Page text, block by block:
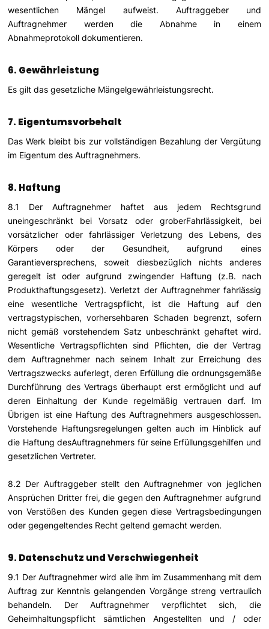
wesentlichen Mängel aufweist. Auftraggeber und
Auftragnehmer werden die Abnahme in einem
Abnahmeprotokoll dokumentieren.
6. Gewährleistung
Es gilt das gesetzliche Mängelgewährleistungsrecht.
7. Eigentumsvorbehalt
Das Werk bleibt bis zur vollständigen Bezahlung der Vergütung
im Eigentum des Auftragnehmers.
8. Haftung
8.1 Der Auftragnehmer haftet aus jedem Rechtsgrund
uneingeschränkt bei Vorsatz oder groberFahrlässigkeit, bei
vorsätzlicher oder fahrlässiger Verletzung des Lebens, des
Körpers oder der Gesundheit, aufgrund eines
Garantieversprechens, soweit diesbezüglich nichts anderes
geregelt ist oder aufgrund zwingender Haftung (z.B. nach
Produkthaftungsgesetz). Verletzt der Auftragnehmer fahrlässig
eine wesentliche Vertragspflicht, ist die Haftung auf den
vertragstypischen, vorhersehbaren Schaden begrenzt, sofern
nicht gemäß vorstehendem Satz unbeschränkt gehaftet wird.
Wesentliche Vertragspflichten sind Pflichten, die der Vertrag
dem Auftragnehmer nach seinem Inhalt zur Erreichung des
Vertragszwecks auferlegt, deren Erfüllung die ordnungsgemäße
Durchführung des Vertrags überhaupt erst ermöglicht und auf
deren Einhaltung der Kunde regelmäßig vertrauen darf. Im
Übrigen ist eine Haftung des Auftragnehmers ausgeschlossen.
Vorstehende Haftungsregelungen gelten auch im Hinblick auf
die Haftung desAuftragnehmers für seine Erfüllungsgehilfen und
gesetzlichen Vertreter.
8.2 Der Auftraggeber stellt den Auftragnehmer von jeglichen
Ansprüchen Dritter frei, die gegen den Auftragnehmer aufgrund
von Verstößen des Kunden gegen diese Vertragsbedingungen
oder gegengeltendes Recht geltend gemacht werden.
9. Datenschutz und Verschwiegenheit
9.1 Der Auftragnehmer wird alle ihm im Zusammenhang mit dem
Auftrag zur Kenntnis gelangenden Vorgänge streng vertraulich
behandeln. Der Auftragnehmer verpflichtet sich, die
Geheimhaltungspflicht sämtlichen Angestellten und / oder